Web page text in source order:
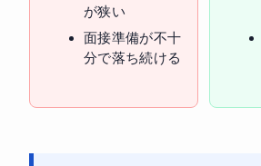
が狭い
面接準備が不十
分で落ち続ける